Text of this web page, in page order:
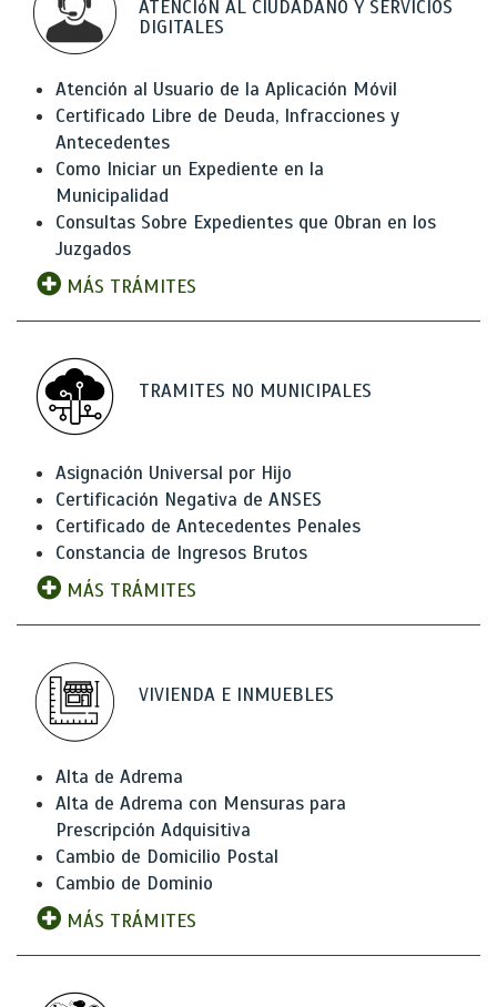
ATENCIóN AL CIUDADANO Y SERVICIOS
DIGITALES
Atención al Usuario de la Aplicación Móvil
Certificado Libre de Deuda, Infracciones y
Antecedentes
Como Iniciar un Expediente en la
Municipalidad
Consultas Sobre Expedientes que Obran en los
Juzgados
MÁS TRÁMITES
TRAMITES NO MUNICIPALES
Asignación Universal por Hijo
Certificación Negativa de ANSES
Certificado de Antecedentes Penales
Constancia de Ingresos Brutos
MÁS TRÁMITES
VIVIENDA E INMUEBLES
Alta de Adrema
Alta de Adrema con Mensuras para
Prescripción Adquisitiva
Cambio de Domicilio Postal
Cambio de Dominio
MÁS TRÁMITES